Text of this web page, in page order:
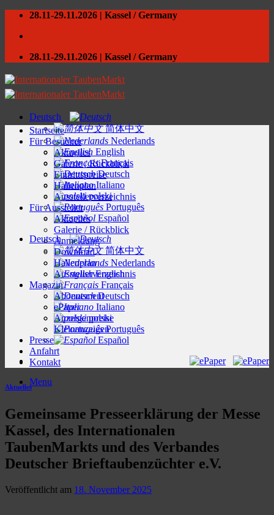
Skip
content
28.11-29.11.2026 | Kassel / Germany
28.11-29.11.2026 | Kassel / Germany
Deutsch
简体中文
Nederlands
English
Français
Deutsch
Italiano
polski
Português
Español
Deutsch
简体中文
Nederlands
English
Français
Deutsch
Italiano
polski
Português
Español
Menu
Startseite
Für Besucher
Aktuelles
Galerie / Rückblick
Eintrittspreise
Hallenplan
Ausstellerverzeichnis
Für Aussteller
Aktuelles
Galerie / Rückblick
Anmeldung
Download
Hallenplan
Ausstellerverzeichnis
Magazin
Abonnement
ePaper
Anzeigenpreise
Kleinanzeigen
Presse
Anfahrt
Kontakt
Aktuelles
Gemeinsame Presseerklärung der Messe
Kassel, des Internationalen
TaubenMarkts und des Verbandes
Deutscher Brieftaubenzüchter e.V.
Veröffentlicht am 18. November 2025